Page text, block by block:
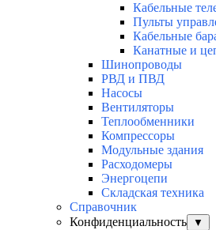
Кабельные
Пульты
Кабельные
Канатные и
Шинопроводы
РВД и ПВД
Насосы
Вентиляторы
Теплообменники
Компрессоры
Модульные здания
Расходомеры
Энергоцепи
Складская техника
Справочник
Конфиденциальность
▼